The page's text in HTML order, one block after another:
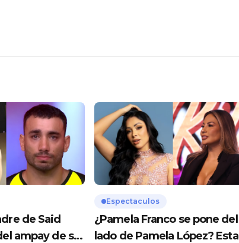
de Said
ampay de su
Espectaculos
¿Pamela Franco se pone del
lado de Pamela López? Esta